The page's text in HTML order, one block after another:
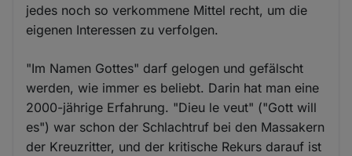
jedes noch so verkommene Mittel recht, um die
eigenen Interessen zu verfolgen.
"Im Namen Gottes" darf gelogen und gefälscht
werden, wie immer es beliebt. Darin hat man eine
2000-jährige Erfahrung. "Dieu le veut" ("Gott will
es") war schon der Schlachtruf bei den Massakern
der Kreuzritter, und der kritische Rekurs darauf ist